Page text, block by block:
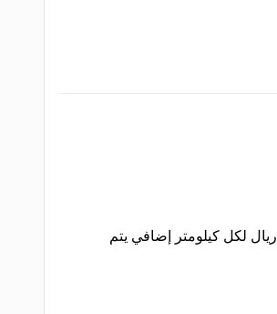
يحق للشركة فرض رسوم نقل إضافية على المواقع التي تبعد أكثر من 50 كيلومتر عن المدن الرئيسية (الدمام – الرياض – جدة – جازان)، وذلك بواقع 1 ريال لكل كيلومتر إضافي يتم